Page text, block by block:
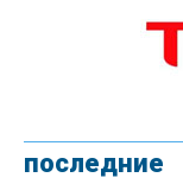
последние